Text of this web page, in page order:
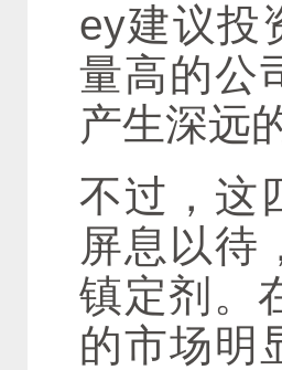
ey建议投
量高的公
产生深远
不过，这
屏息以待
镇定剂。
的市场明